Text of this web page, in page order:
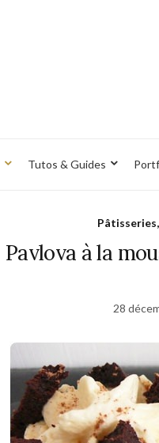
Tutos & Guides
Pavlova à la
28